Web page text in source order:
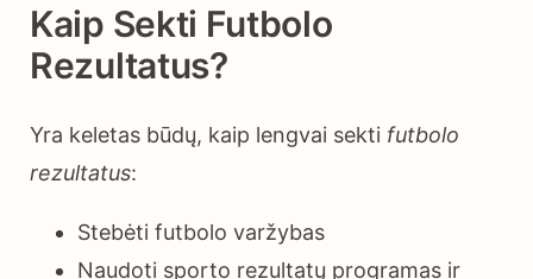
Kaip Sekti Futbolo
Rezultatus?
Yra keletas būdų, kaip lengvai sekti futbolo
rezultatus:
Stebėti futbolo varžybas
Naudoti sporto rezultatų programas ir